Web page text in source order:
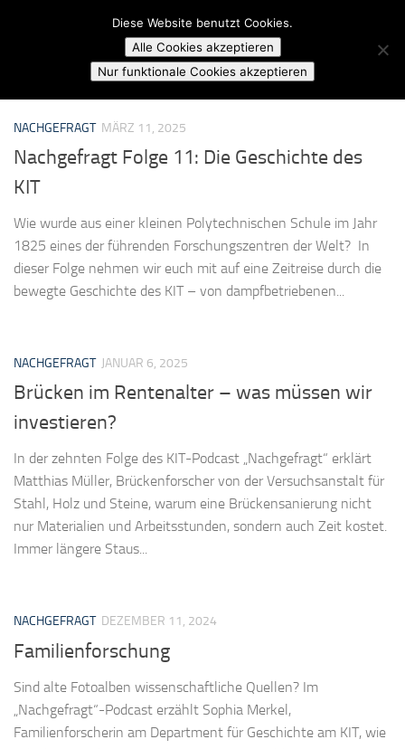
Skip to content
Campusradio Karlsruhe
MARKIERT:BEWEGUNG
NACHGEFRAGT MÄRZ 11, 2025
Nachgefragt Folge 11: Die Geschichte des
KIT
Wie wurde aus einer kleinen Polytechnischen Schule im Jahr
1825 eines der führenden Forschungszentren der Welt? In
dieser Folge nehmen wir euch mit auf eine Zeitreise durch die
bewegte Geschichte des KIT – von dampfbetriebenen...
NACHGEFRAGT JANUAR 6, 2025
Brücken im Rentenalter – was müssen wir
investieren?
In der zehnten Folge des KIT-Podcast „Nachgefragt“ erklärt
Matthias Müller, Brückenforscher von der Versuchsanstalt für
Stahl, Holz und Steine, warum eine Brückensanierung nicht
nur Materialien und Arbeitsstunden, sondern auch Zeit kostet.
Immer längere Staus...
NACHGEFRAGT DEZEMBER 11, 2024
Familienforschung
Sind alte Fotoalben wissenschaftliche Quellen? Im
„Nachgefragt“-Podcast erzählt Sophia Merkel,
Familienforscherin am Department für Geschichte am KIT, wie
Diese Website benutzt Cookies.
Alle Cookies akzeptieren
Nur funktionale Cookies akzeptieren